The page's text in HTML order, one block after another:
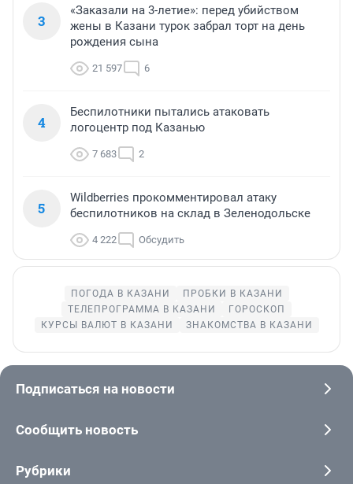
3
«Заказали на 3-летие»: перед убийством
жены в Казани турок забрал торт на день
рождения сына
21 597 6
4
Беспилотники пытались атаковать
логоцентр под Казанью
7 683 2
5
Wildberries прокомментировал атаку
беспилотников на склад в Зеленодольске
4 222 Обсудить
ПОГОДА В КАЗАНИ
ПРОБКИ В КАЗАНИ
ТЕЛЕПРОГРАММА В КАЗАНИ
ГОРОСКОП
КУРСЫ ВАЛЮТ В КАЗАНИ
ЗНАКОМСТВА В КАЗАНИ
Подписаться на новости
Сообщить новость
Рубрики